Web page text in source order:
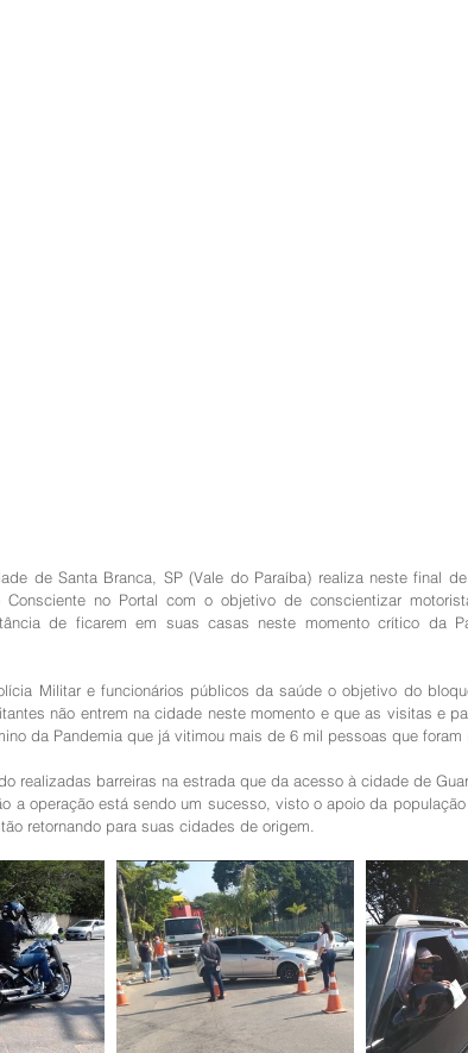
de Santa Branca, SP (Vale do Paraíba) realiza neste final
Consciente no Portal com o objetivo de conscientizar
de ficarem em suas casas neste momento crítico da
Militar e funcionários públicos da saúde o objetivo do
não entrem na cidade neste momento e que as visitas e
da Pandemia que já vitimou mais de 6 mil pessoas que foram
realizadas barreiras na estrada que da acesso à cidade de
a operação está sendo um sucesso, visto o apoio da
retornando para suas cidades de origem.